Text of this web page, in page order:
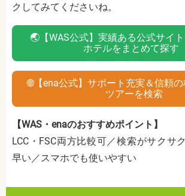
クしてみてくださいね。
🌏【WAS公式】実績ある公式サイ
ホテルをまとめて探す
🌐【ena公式】サポート充実＆信頼の
ツアーを検索
【WAS・enaのおすすめポイント】
LCC・FSC両方比較可／検索がサクサ
早い／スマホでも使いやすい